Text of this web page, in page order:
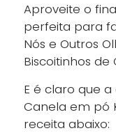
Aproveite o
perfeita para
Nós e Outros
Biscoitinhos de
E é claro que
Canela em pó
receita abaixo: